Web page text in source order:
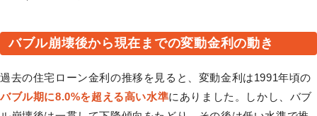
バブル崩壊後から現在までの変動金利の動き
過去の住宅ローン金利の推移を見ると、変動金利は1991年頃の
バブル期に8.0%を超える高い水準にありました。しかし、バブ